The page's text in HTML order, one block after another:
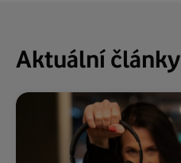
Aktuální články